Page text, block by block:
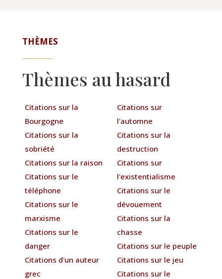
THÈMES
Thèmes au hasard
Citations sur la
Bourgogne
Citations sur la
sobriété
Citations sur la raison
Citations sur le
téléphone
Citations sur le
marxisme
Citations sur le
danger
Citations d'un auteur
grec
Citations sur
l'automne
Citations sur la
destruction
Citations sur
l'existentialisme
Citations sur le
dévouement
Citations sur la
chasse
Citations sur le peuple
Citations sur le jeu
Citations sur le